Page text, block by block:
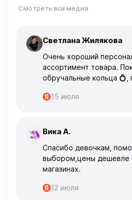
Смотреть все медиа
С Светлана Жилякова
Очень хороший
ассортимент товара.
обручальные кольца 💍,
15 июля
В Вика А.
Спасибо девочкам,
выбором,цены дешевле
магазинах.
12 июля